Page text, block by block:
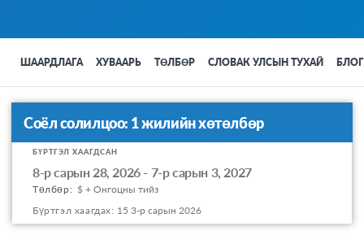
ШААРДЛАГА ХУВААРЬ ТӨЛБӨР СЛОВАК УЛСЫН ТУХАЙ БЛОГ
Соёл солилцоо: 1 жилийн хөтөлбөр
Apply
to
this
program
БҮРТГЭЛ ХААГДСАН
8-р сарын 28, 2026 - 7-р сарын 3, 2027
Төлбөр: $ + Онгоцны тийз
Бүртгэл хаагдах: 15 3-р сарын 2026